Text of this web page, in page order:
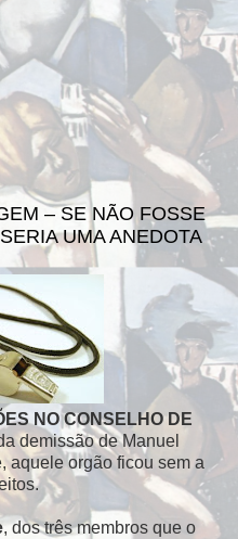
– SE NÃO FOSSE
UMA ANEDOTA
NO CONSELHO DE
demissão de Manuel
aquele orgão ficou sem a
, dos três membros que o